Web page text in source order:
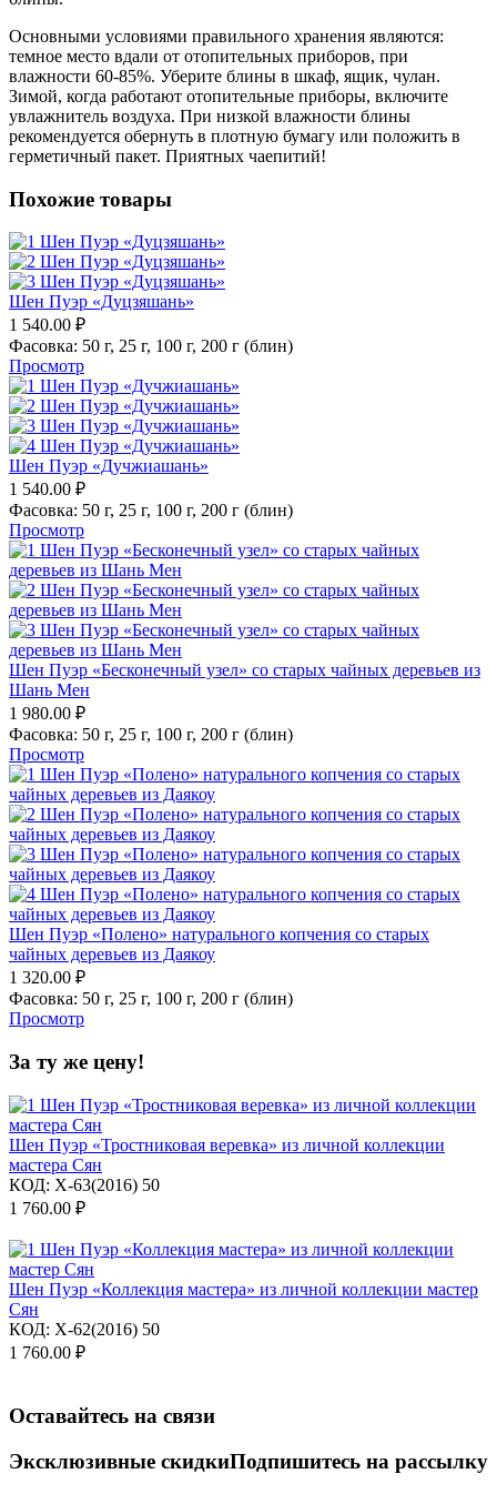
Основными условиями правильного хранения являются:
темное место вдали от отопительных приборов, при
влажности 60-85%. Уберите блины в шкаф, ящик, чулан.
Зимой, когда работают отопительные приборы, включите
увлажнитель воздуха. При низкой влажности блины
рекомендуется обернуть в плотную бумагу или положить в
герметичный пакет. Приятных чаепитий!
Похожие товары
Шен Пуэр «Дуцзяшань»
1 540.00 ₽
Фасовка: 50 г, 25 г, 100 г, 200 г (блин)
Просмотр
Шен Пуэр «Дучжиашань»
1 540.00 ₽
Фасовка: 50 г, 25 г, 100 г, 200 г (блин)
Просмотр
Шен Пуэр «Бесконечный узел» со старых чайных деревьев из
Шань Мен
1 980.00 ₽
Фасовка: 50 г, 25 г, 100 г, 200 г (блин)
Просмотр
Шен Пуэр «Полено» натурального копчения со старых
чайных деревьев из Даякоу
1 320.00 ₽
Фасовка: 50 г, 25 г, 100 г, 200 г (блин)
Просмотр
За ту же цену!
Шен Пуэр «Тростниковая веревка» из личной коллекции
мастера Сян
КОД: X-63(2016) 50
1 760.00 ₽
Шен Пуэр «Коллекция мастера» из личной коллекции мастер
Сян
КОД: X-62(2016) 50
1 760.00 ₽
Оставайтесь на связи
Эксклюзивные скидкиПодпишитесь на рассылку